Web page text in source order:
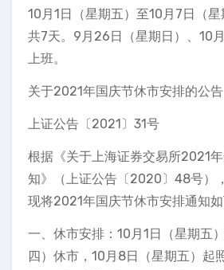
10月1日（星期五）至10月7日（星
共7天。9月26日（星期日）、10
上班。
关于2021年国庆节休市安排的公告
上证公告〔2021〕31号
根据《关于上海证券交易所2021
知》（上证公告〔2020〕48号）
现将2021年国庆节休市安排通知如
一、休市安排：10月1日（星期五
四）休市，10月8日（星期五）起